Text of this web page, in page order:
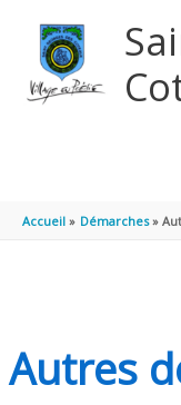
Accueil Démarches
Autres